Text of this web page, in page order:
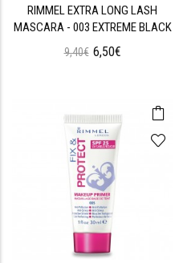
RIMMEL EXTRA LONG LASH
MASCARA - 003 EXTREME BLACK
9,40€ 6,50€